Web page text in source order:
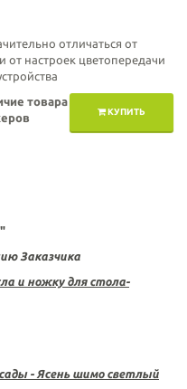
отличаться от
от настроек цветопередачи
КУПИТЬ
товара
"
Заказчика
и ножку для стола-
- Ясень шимо светлый